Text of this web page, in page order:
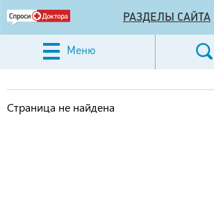
РАЗДЕЛЫ САЙТА
Меню
Страница не найдена